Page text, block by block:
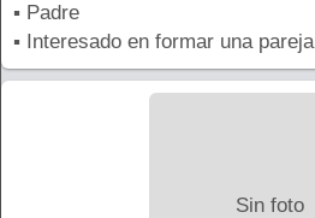
▪ Padre
▪ Interesado en formar una pareja
Sin foto